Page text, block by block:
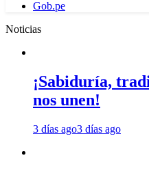
Gob.pe
Noticias
¡Sabiduría,
nos unen!
3 días ago3 días ago